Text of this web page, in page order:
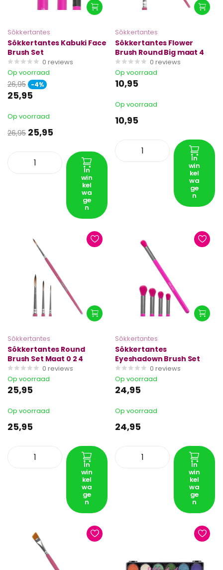
Sôkkertantes
Sôkkertantes Kabuki Face
Brush Set
0 reviews
Op voorraad
26,95 -4%
25,95
Op voorraad
26,95 25,95
In
win
kel
wa
ge
n
Sôkkertantes
Sôkkertantes Flower
Brush Round Big maat 4
0 reviews
Op voorraad
10,95
Op voorraad
10,95
In
win
kel
wa
ge
n
Sôkkertantes
Sôkkertantes Round
Brush Set Maat 0 2 4
0 reviews
Op voorraad
25,95
Op voorraad
25,95
In
win
kel
wa
ge
n
Sôkkertantes
Sôkkertantes
Eyeshadown Brush Set
0 reviews
Op voorraad
24,95
Op voorraad
24,95
In
win
kel
wa
ge
n